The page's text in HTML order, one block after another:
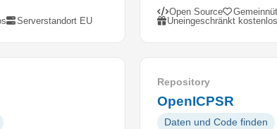
Serverstandort EU
Open Source
Uneingeschränkt kostenlos
Repository
OpenICPSR
Daten und Code finden